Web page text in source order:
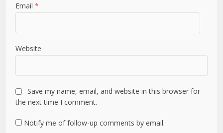
Email*
Website
Save my name, email, and website in this browser for
the next time I comment.
Notify me of follow-up comments by email.